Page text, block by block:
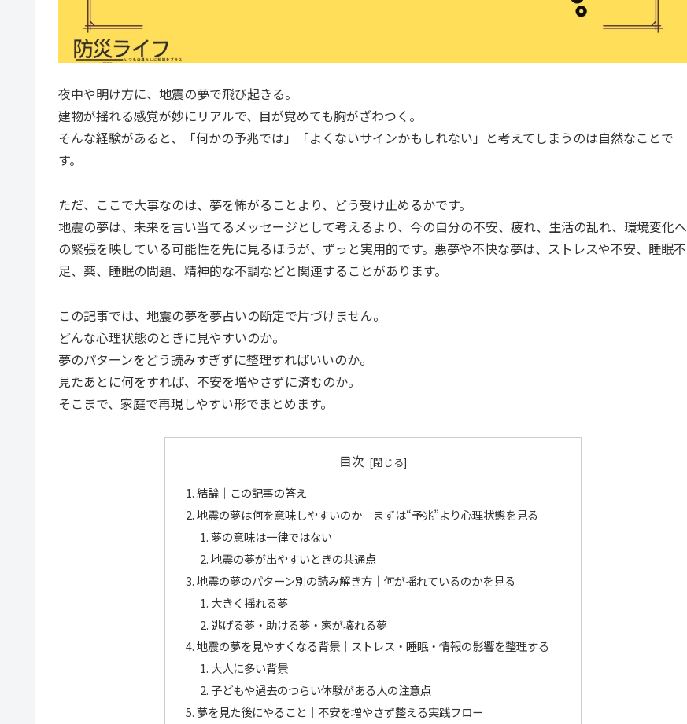
夜中や明け方に、地震の夢で飛び起きる。
建物が揺れる感覚が妙にリアルで、目が覚めても胸がざわつく。
そんな経験があると、「何かの予兆では」「よくないサインかもしれない」と考えてしまうのは自然なことで
す。
ただ、ここで大事なのは、夢を怖がることより、どう受け止めるかです。
地震の夢は、未来を言い当てるメッセージとして考えるより、今の自分の不安、疲れ、生活の乱れ、環境変化へ
の緊張を映している可能性を先に見るほうが、ずっと実用的です。悪夢や不快な夢は、ストレスや不安、睡眠不
足、薬、睡眠の問題、精神的な不調などと関連することがあります。
この記事では、地震の夢を夢占いの断定で片づけません。
どんな心理状態のときに見やすいのか。
夢のパターンをどう読みすぎずに整理すればいいのか。
見たあとに何をすれば、不安を増やさずに済むのか。
そこまで、家庭で再現しやすい形でまとめます。
目次
結論｜この記事の答え
地震の夢は何を意味しやすいのか｜まずは“予兆”より心理状態を見る
夢の意味は一律ではない
地震の夢が出やすいときの共通点
地震の夢のパターン別の読み解き方｜何が揺れているのかを見る
大きく揺れる夢
逃げる夢・助ける夢・家が壊れる夢
地震の夢を見やすくなる背景｜ストレス・睡眠・情報の影響を整理する
大人に多い背景
子どもや過去のつらい体験がある人の注意点
夢を見た後にやること｜不安を増やさず整える実践フロー